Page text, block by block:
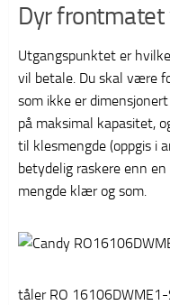
Dyr
Utgangspunktet er
vil betale. Du skal være
som ikke er
på maksimal kapasitet,
til klesmengde (oppgis i
betydelig raskere enn
mengde klær og som.
tåler RO